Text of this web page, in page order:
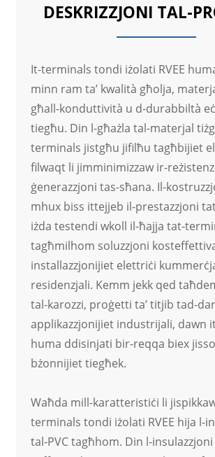
DESKRIZZJONI TAL-
It-terminals tondi iżolati RVEE
minn ram ta’ kwalità għolja,
għall-konduttività u d-durabbiltà
tiegħu. Din l-għażla tal-materjal
terminals jistgħu jifilħu tagħbijiet
filwaqt li jimminimizzaw ir-
ġenerazzjoni tas-sħana. Il-
mhux biss ittejjeb il-prestazzjoni
iżda testendi wkoll il-ħajja tat-
tagħmilhom soluzzjoni
installazzjonijiet elettriċi
residenzjali. Kemm jekk qed
tal-karozzi, proġetti ta’ titjib tad-
applikazzjonijiet industrijali, dawn
huma ddisinjati bir-reqqa biex
bżonnijiet tiegħek.
Waħda mill-karatteristiċi li
terminals tondi iżolati RVEE hija l-
tal-PVC tagħhom. Din l-